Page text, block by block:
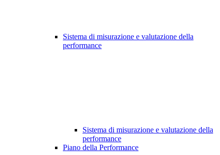
Sistema di misurazione e valutazione della
performance
Sistema di misurazione e valutazione della
performance
Piano della Performance